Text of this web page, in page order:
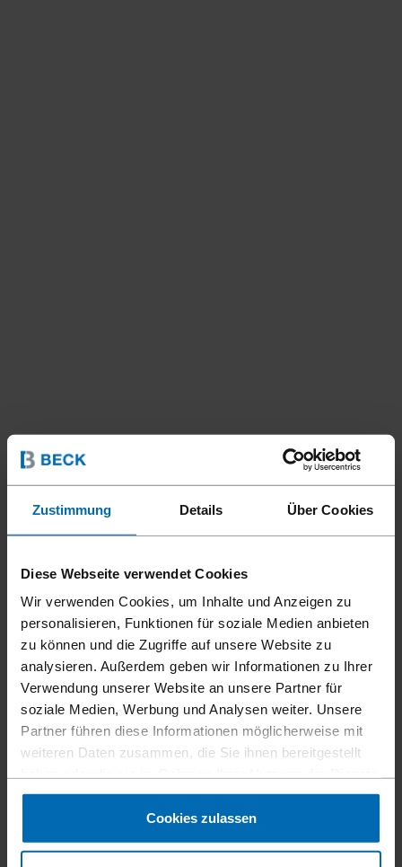
Zustimmung Details Über Cookies
Diese Webseite verwendet Cookies
Wir verwenden Cookies, um Inhalte und Anzeigen zu
personalisieren, Funktionen für soziale Medien anbieten
zu können und die Zugriffe auf unsere Website zu
analysieren. Außerdem geben wir Informationen zu Ihrer
Verwendung unserer Website an unsere Partner für
soziale Medien, Werbung und Analysen weiter. Unsere
Partner führen diese Informationen möglicherweise mit
weiteren Daten zusammen, die Sie ihnen bereitgestellt
gesammelt haben.
Cookies zulassen
Befestigungsmittel///Klammern///Standard­klammern///